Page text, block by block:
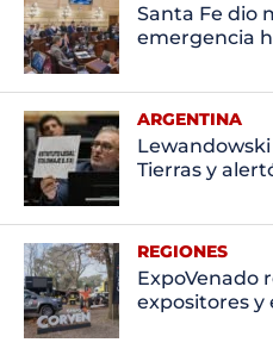
Santa Fe dio
emergencia
ARGENTINA
Tierras y
REGIONES
ExpoVenado
expositores